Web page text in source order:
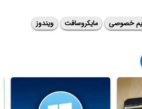
خصوصی مایکروسافت ویندوز